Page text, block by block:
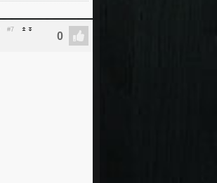
#7